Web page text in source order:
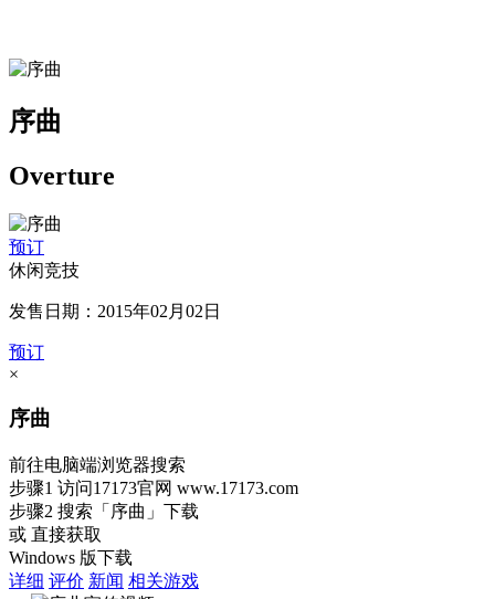
序曲
Overture
预订
休闲竞技
发售日期：2015年02月02日
预订
×
序曲
前往电脑端浏览器搜索
步骤1 访问17173官网 www.17173.com
步骤2 搜索 「序曲」 下载
或 直接获取
Windows 版下载
详细 评价 新闻 相关游戏